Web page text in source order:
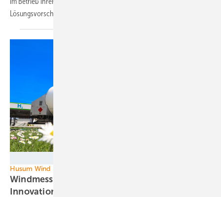
Lösungsvorschläge
Husum Wind
Windmesse im Norden: Zukunftsthemen und
Innovationen